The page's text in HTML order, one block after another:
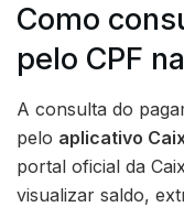
Como
pelo CPF
A consulta do
pelo aplicativo
portal oficial da
visualizar saldo,